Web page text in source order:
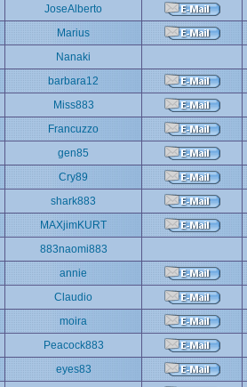
JoseAlberto
Marius
Nanaki
barbara12
Miss883
Francuzzo
gen85
Cry89
shark883
MAXjimKURT
883naomi883
annie
Claudio
moira
Peacock883
eyes83